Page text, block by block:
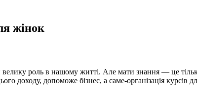
жінок
велику роль в нашому житті. Але мати знання — це
доходу, допоможе бізнес, а саме-організація курсів